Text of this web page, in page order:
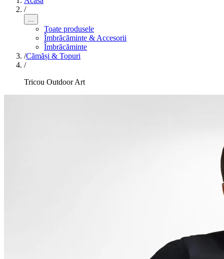
/
...
Toate produsele
Îmbrăcăminte & Accesorii
Îmbrăcăminte
/Cămăși & Topuri
/
Tricou Outdoor Art